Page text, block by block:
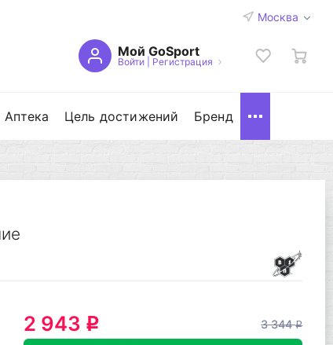
Москва
Мой GoSport
Войти| Регистрация
Аптека Цель достижений Бренд
2 943 q 3 344q